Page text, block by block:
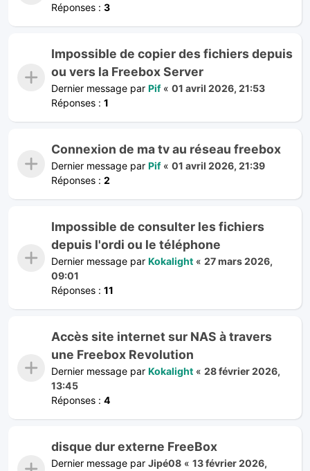
Réponses : 3
Impossible de copier des fichiers depuis
ou vers la Freebox Server
Dernier message par Pif« 01 avril 2026, 21:53
Réponses : 1
Connexion de ma tv au réseau freebox
Dernier message par Pif« 01 avril 2026, 21:39
Réponses : 2
Impossible de consulter les fichiers
depuis l'ordi ou le téléphone
Dernier message par Kokalight « 27 mars 2026,
09:01
Réponses : 11
Accès site internet sur NAS à travers
une Freebox Revolution
Dernier message par Kokalight « 28 février 2026,
13:45
Réponses : 4
disque dur externe FreeBox
Dernier message par Jipé08 « 13 février 2026,